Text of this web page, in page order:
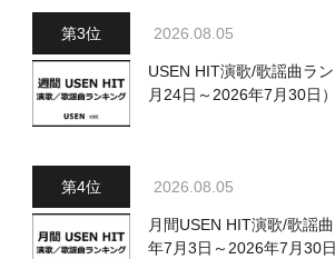
2026.08.05
USEN HIT演歌/歌謡曲ラ
月24日～2026年7月30日）
2026.08.05
月間USEN HIT演歌/歌謡
年7月3日～2026年7月30日